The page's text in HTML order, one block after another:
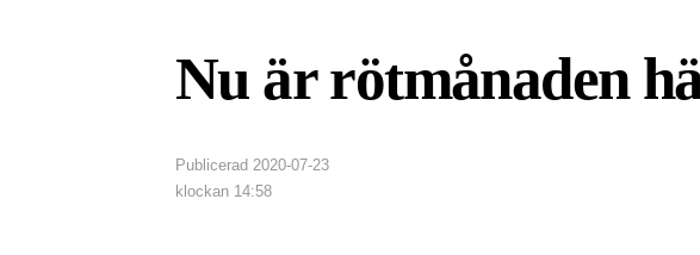
Nu är rötmånaden
Publicerad 2020-07-23
klockan 14:58